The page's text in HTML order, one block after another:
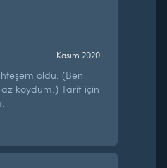
Kasım 2020
oldu. (Ben
koydum.) Tarif için